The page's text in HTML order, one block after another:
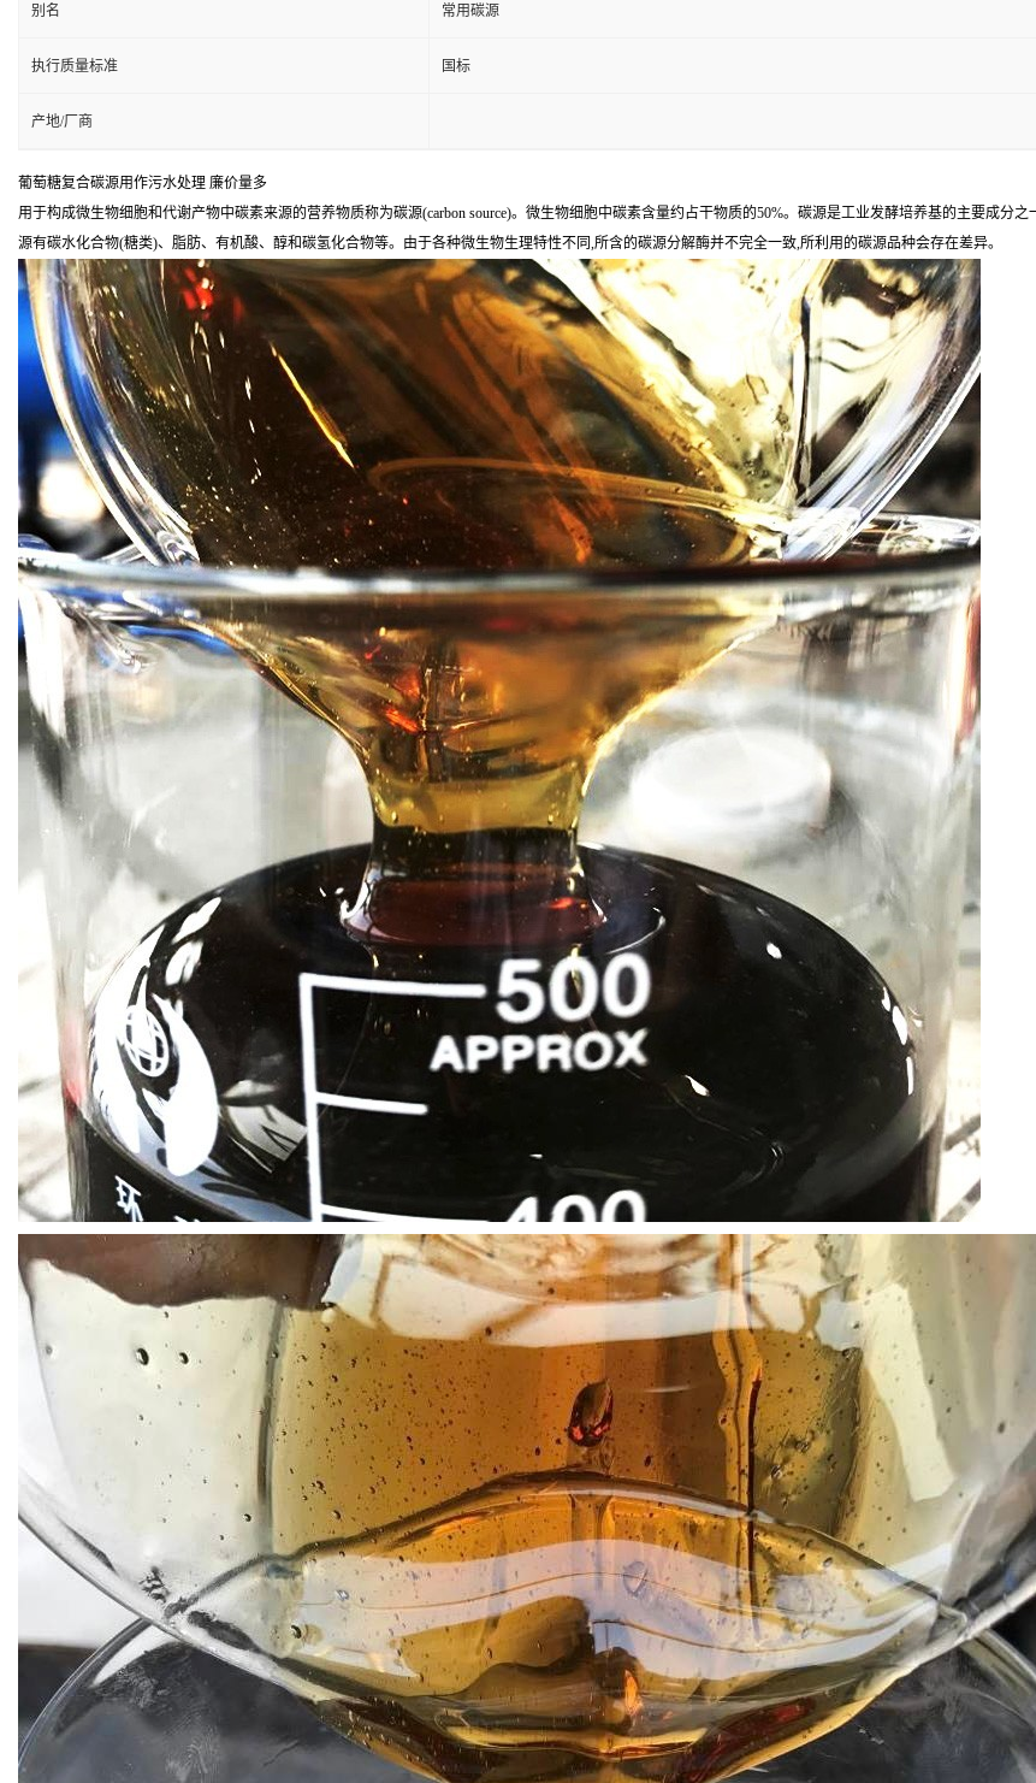
别名 常用碳源
执行质量标准 国标
产地/厂商
葡萄糖复合碳源用作污水处理 廉价量多
用于构成微生物细胞和代谢产物中碳素来源的营养物质称为碳源(carbon source)。微生物细胞中碳素含量约占干物质的50%。碳源是工业发酵培养基的主要成分
源有碳水化合物(糖类)、脂肪、有机酸、醇和碳氢化合物等。由于各种微生物生理特性不同,所含的碳源分解酶并不完全一致,所利用的碳源品种会存在差异。